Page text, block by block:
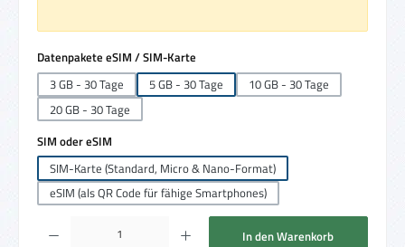
Datenpakete eSIM / SIM-Karte
3 GB - 30 Tage
5 GB - 30 Tage
10 GB - 30 Tage
20 GB - 30 Tage
SIM oder eSIM
SIM-Karte (Standard, Micro & Nano-Format)
eSIM (als QR Code für fähige Smartphones)
In den Warenkorb